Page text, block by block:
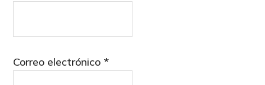
Correo electrónico *